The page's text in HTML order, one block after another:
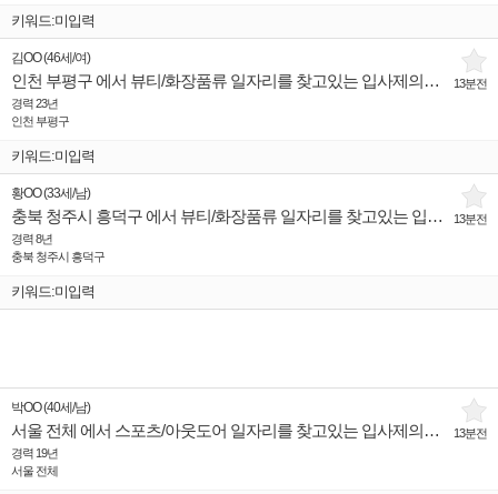
키워드:미입력
13분전
김OO(46세 /여)
인천 부평구 에서 뷰티/화장품류 일자리를 찾고있는 입사제의희망 인재입니다.
경력 23년
인천 부평구
키워드:미입력
13분전
황OO(33세 /남)
충북 청주시 흥덕구 에서 뷰티/화장품류 일자리를 찾고있는 입사제의희망 인재입니다.
경력 8년
충북 청주시 흥덕구
키워드:미입력
13분전
박OO(40세 /남)
서울 전체 에서 스포츠/아웃도어 일자리를 찾고있는 입사제의희망 인재입니다.
경력 19년
서울 전체